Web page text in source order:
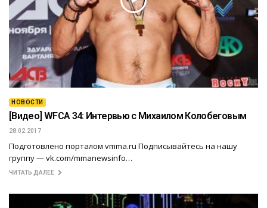
НОВОСТИ
[Видео] WFCA 34: Интервью с Михаилом Колобеговым
28.02.2017
Подготовлено порталом vmma.ru Подписывайтесь на нашу
группу — vk.com/mmanewsinfo…
ЧИТАТЬ ДАЛЕЕ